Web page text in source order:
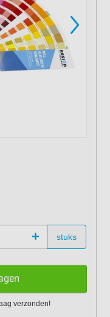
+ stuks
verzonden!